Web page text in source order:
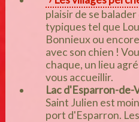
plaisir de se
typiques tel que
Bonnieux ou
avec son chien !
chaque, un lieu
vous accueillir.
Lac d'Esparron-de-
Saint Julien est
port d'Esparron.